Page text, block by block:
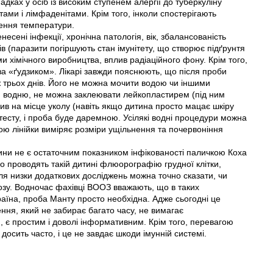
і лімфаденітами. Крім того, інколи спостерігають
температури.
інфекції, хронічна патологія, вік, збалансованість
(паразити погіршують стан імунітету, що створює підґрунтя
хімічного виробництва, вплив радіаційного фону. Крім того,
«ґудзиком». Лікарі завжди пояснюють, що після проби
трьох днів. Його не можна мочити водою чи іншими
не можна заклеювати лейкопластирем (під ним
на місце уколу (навіть якщо дитина просто мацає шкіру
і проба буде даремною. Усілякі водні процедури можна
лінійки виміряє розміри ущільнення та почервоніння
не є остаточним показником інфікованості паличкою Коха
такій дитині флюорографію грудної клітки,
низки додаткових досліджень можна точно сказати, чи
Водночас фахівці ВООЗ вважають, що в таких
проба Манту просто необхідна. Адже сьогодні це
який не забирає багато часу, не вимагає
є простим і доволі інформативним. Крім того, перевагою
часто, і це не завдає шкоди імунній системі.